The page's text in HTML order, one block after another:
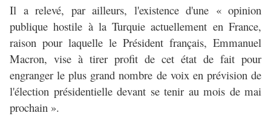
Il a relevé, par ailleurs, l'existence d'une « opinion
publique hostile à la Turquie actuellement en France,
raison pour laquelle le Président français, Emmanuel
Macron, vise à tirer profit de cet état de fait pour
engranger le plus grand nombre de voix en prévision de
l'élection présidentielle devant se tenir au mois de mai
prochain ».